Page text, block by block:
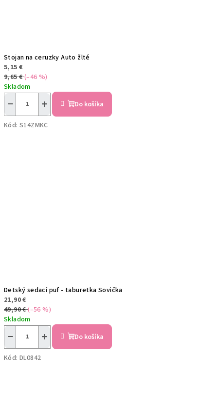
Stojan na ceruzky Auto žlté
5,15 €
9,65 €(–46 %)
Skladom
+
− Do košíka
Kód: S14ZMKC
Detský sedací puf - taburetka Sovička
21,90 €
49,90 €(–56 %)
Skladom
+
− Do košíka
Kód: DL0842